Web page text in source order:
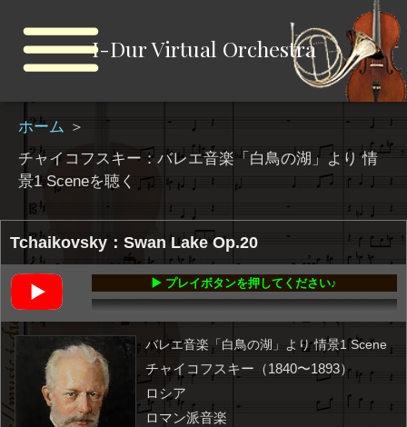
I-Dur Virtual Orchestra
ホーム ＞
チャイコフスキー：バレエ音楽「白鳥の湖」より 情
景1 Sceneを聴く
Tchaikovsky：Swan Lake Op.20
▶️ プレイボタンを押してください♪
バレエ音楽「白鳥の湖」より 情景1 Scene
チャイコフスキー（1840〜1893）
ロシア
ロマン派音楽